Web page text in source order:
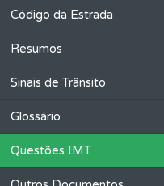
Código da Estrada
Resumos
Sinais de Trânsito
Glossário
Questões IMT